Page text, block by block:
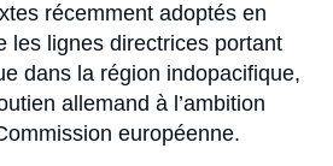
récemment adoptés en
les lignes directrices portant
dans la région indopacifique,
allemand à l’ambition
européenne.